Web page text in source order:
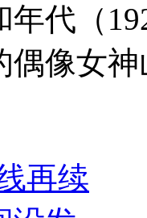
年代（
偶像女